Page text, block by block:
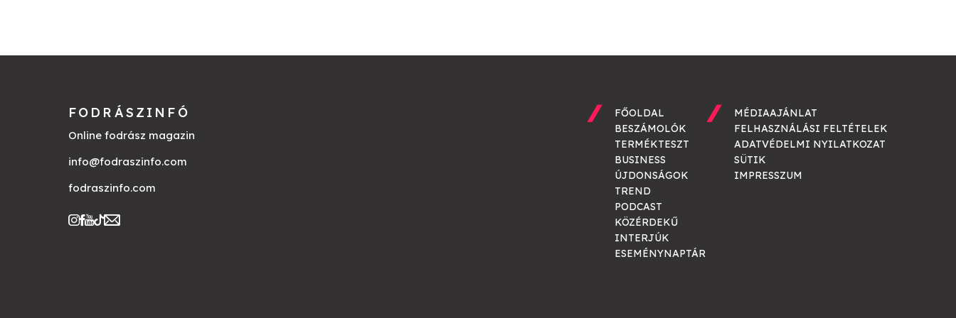
FODRÁSZINFÓ
Online fodrász magazin
info@fodraszinfo.com
fodraszinfo.com
FŐOLDAL
BESZÁMOLÓK
TERMÉKTESZT
BUSINESS
ÚJDONSÁGOK
TREND
PODCAST
KÖZÉRDEKŰ
INTERJÚK
ESEMÉNYNAPTÁR
MÉDIAAJÁNLAT
FELHASZNÁLÁSI FELTÉTELEK
ADATVÉDELMI NYILATKOZAT
SÜTIK
IMPRESSZUM